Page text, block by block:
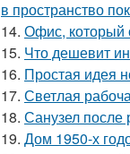
в пространство
14. Офис, который
15. Что дешевит
16. Простая идея
17. Светлая
18. Санузел после
19. Дом 1950-х